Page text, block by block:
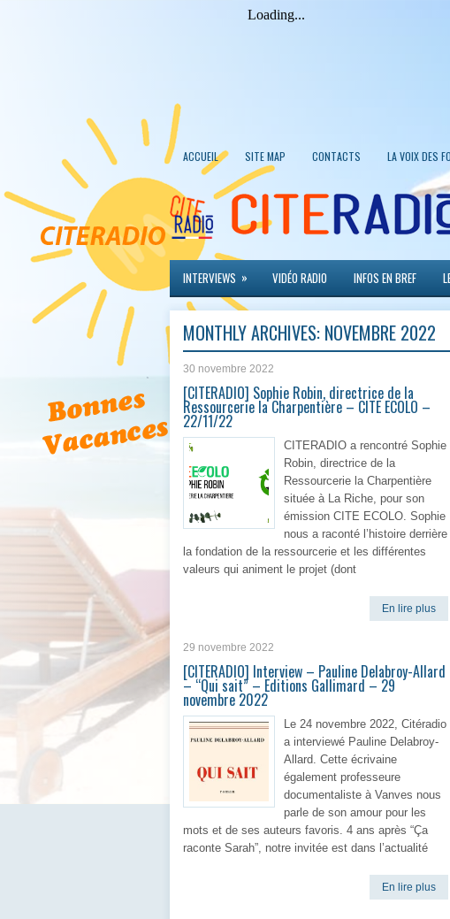
ACCUEIL SITE MAP CONTACTS LA VOIX DES
INTERVIEWS » VIDÉO RADIO INFOS EN BREF
MONTHLY ARCHIVES: NOVEMBRE 2022
30 novembre 2022
[CITERADIO] Sophie Robin, directrice de la
Ressourcerie la Charpentière – CITE ECOLO –
22/11/22
CITERADIO a rencontré Sophie
Robin, directrice de la
Ressourcerie la Charpentière
située à La Riche, pour son
émission CITE ECOLO. Sophie
nous a raconté l’histoire derrière
la fondation de la ressourcerie et les différentes
valeurs qui animent le projet (dont
En lire plus
29 novembre 2022
[CITERADIO] Interview – Pauline Delabroy-Allard
– “Qui sait” – Editions Gallimard – 29
novembre 2022
Le 24 novembre 2022, Citéradio
a interviewé Pauline Delabroy-
Allard. Cette écrivaine
également professeure
documentaliste à Vanves nous
parle de son amour pour les
mots et de ses auteurs favoris. 4 ans après “Ça
raconte Sarah”, notre invitée est dans l’actualité
En lire plus